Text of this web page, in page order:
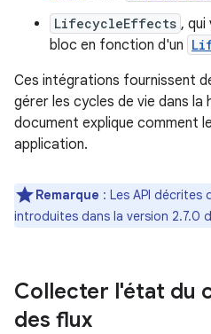
LifecycleEffects ,
bloc en fonction d'un
Ces intégrations fournissent
gérer les cycles de vie dans la
document explique comment
application.
Remarque : Les API
introduites dans la version 2.7.0
Collecter l'état du
des flux